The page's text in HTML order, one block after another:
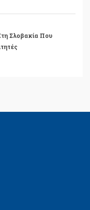
Σλοβακία Που